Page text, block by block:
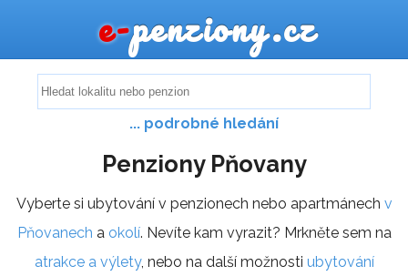
e-penziony.cz
... podrobné hledání
Penziony Pňovany
Vyberte si ubytování v penzionech nebo apartmánech v
Pňovanech a okolí. Nevíte kam vyrazit? Mrkněte sem na
atrakce a výlety, nebo na další možnosti ubytování